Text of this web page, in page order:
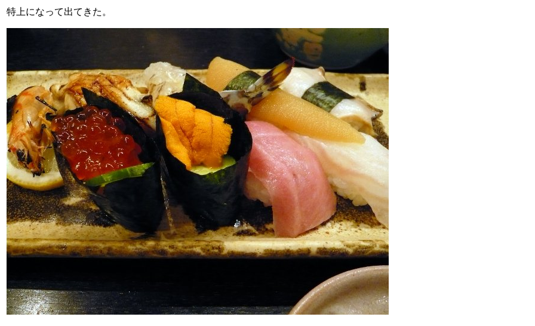
特上になって出てきた。